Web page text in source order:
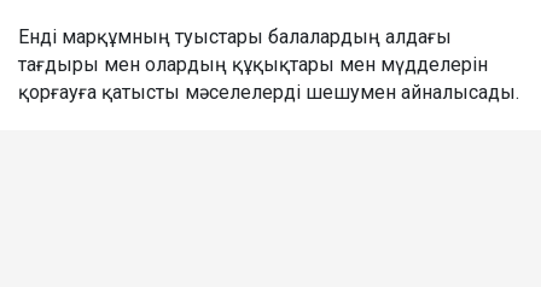
Енді марқұмның туыстары балалардың алдағы
тағдыры мен олардың құқықтары мен мүдделерін
қорғауға қатысты мәселелерді шешумен айналысады.